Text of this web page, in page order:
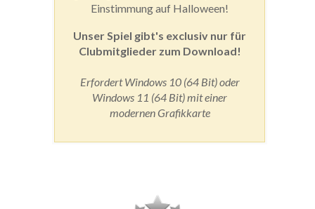
Einstimmung auf Halloween!
Unser Spiel gibt's exclusiv nur für
Clubmitglieder zum Download!
Erfordert Windows 10 (64 Bit) oder
Windows 11 (64 Bit) mit einer
modernen Grafikkarte